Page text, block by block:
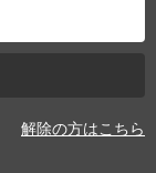
解除の方はこちら